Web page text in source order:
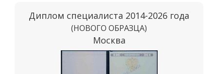
Диплом специалиста 2014-2026 года
(НОВОГО ОБРАЗЦА)
Москва